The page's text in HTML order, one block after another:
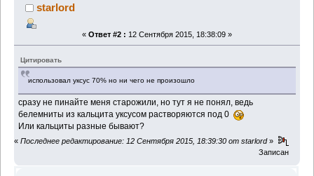
starlord
« Ответ #2 : 12 Сентября 2015, 18:38:09 »
Цитировать
использовал уксус 70% но ни чего не произошло
сразу не пинайте меня старожили, но тут я не понял, ведь
белемниты из кальцита уксусом растворяются под 0
Или кальциты разные бывают?
« Последнее редактирование: 12 Сентября 2015, 18:39:30 от starlord»
Записан